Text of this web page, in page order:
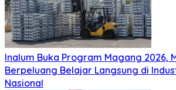
Inalum Buka Program Magang 2026,
Berpeluang Belajar Langsung di
Nasional